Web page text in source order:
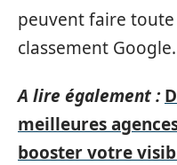
peuvent faire
classement Google.
A lire également :
meilleures
booster votre